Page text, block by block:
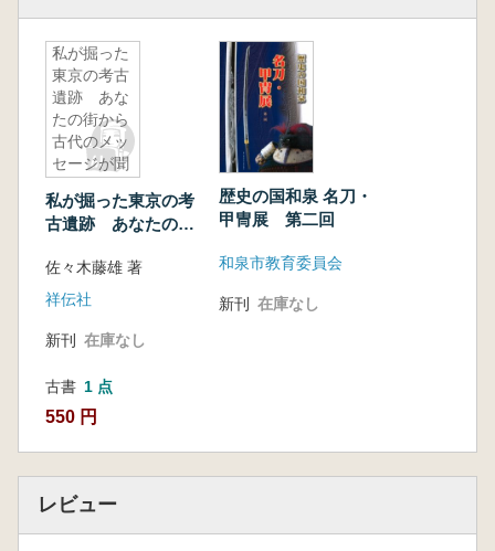
私が掘った
東京の考古
遺跡 あな
たの街から
古代のメッ
セージが聞
私が掘った東京の考
古遺跡 あなたの街
ジが聞こえる
佐々木藤雄 著
祥伝社
新刊 在庫なし
古書 1 点
550 円
歴史の国和泉 名刀・
甲冑展 第二回
和泉市教育委員会
新刊 在庫なし
レビュー